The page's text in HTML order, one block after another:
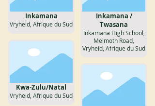
Inkamana
Vryheid, Afrique du Sud
Kwa-Zulu/Natal
Vryheid, Afrique du Sud
Inkamana /
Twasana
Inkamana High School,
Melmoth Road,
Vryheid, Afrique du Sud